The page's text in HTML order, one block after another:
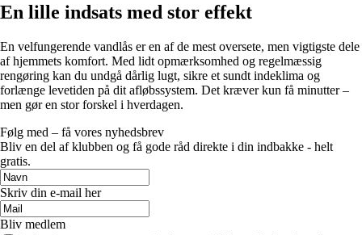
En lille indsats med stor effekt
En velfungerende vandlås er en af de mest oversete, men vigtigste dele
af hjemmets komfort. Med lidt opmærksomhed og regelmæssig
rengøring kan du undgå dårlig lugt, sikre et sundt indeklima og
forlænge levetiden på dit afløbssystem. Det kræver kun få minutter –
men gør en stor forskel i hverdagen.
Følg med – få vores nyhedsbrev
Bliv en del af klubben og få gode råd direkte i din indbakke - helt
gratis.
Skriv din e-mail her
Bliv medlem